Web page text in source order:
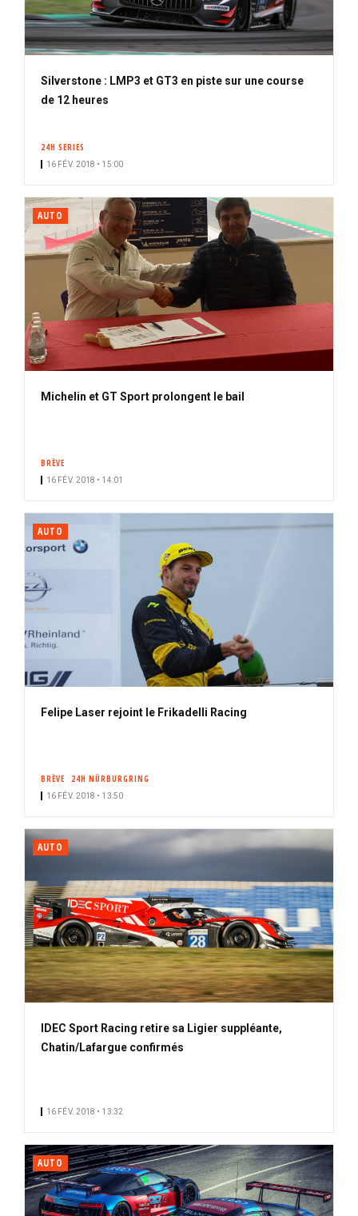
Silverstone : LMP3 et GT3 en piste sur une course
de 12 heures
24H SERIES
16 FÉV. 2018 • 15:00
AUTO
Michelin et GT Sport prolongent le bail
BRÈVE
16 FÉV. 2018 • 14:01
AUTO
Felipe Laser rejoint le Frikadelli Racing
BRÈVE 24H NÜRBURGRING
16 FÉV. 2018 • 13:50
AUTO
IDEC Sport Racing retire sa Ligier suppléante,
Chatin/Lafargue confirmés
16 FÉV. 2018 • 13:32
AUTO